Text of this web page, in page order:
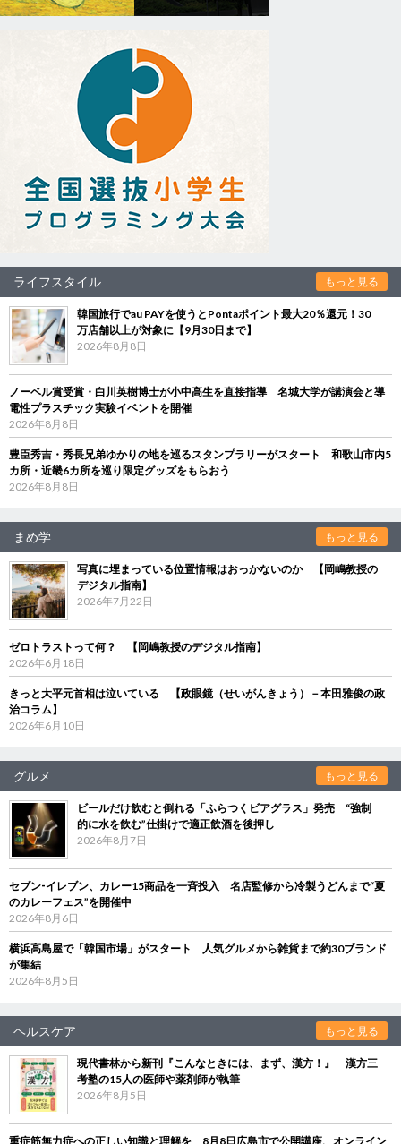
ライフスタイル もっと見る
韓国旅行でau PAYを使うとPontaポイント最大20％還元！30
万店舗以上が対象に【9月30日まで】
2026年8月8日
ノーベル賞受賞・白川英樹博士が小中高生を直接指導 名城大学が講演会と導
電性プラスチック実験イベントを開催
2026年8月8日
豊臣秀吉・秀長兄弟ゆかりの地を巡るスタンプラリーがスタート 和歌山市内5
カ所・近畿6カ所を巡り限定グッズをもらおう
2026年8月8日
まめ学 もっと見る
写真に埋まっている位置情報はおっかないのか 【岡嶋教授の
デジタル指南】
2026年7月22日
ゼロトラストって何？ 【岡嶋教授のデジタル指南】
2026年6月18日
きっと大平元首相は泣いている 【政眼鏡（せいがんきょう）－本田雅俊の政
治コラム】
2026年6月10日
グルメ もっと見る
ビールだけ飲むと倒れる「ふらつくビアグラス」発売 “強制
的に水を飲む”仕掛けで適正飲酒を後押し
2026年8月7日
セブン‐イレブン、カレー15商品を一斉投入 名店監修から冷製うどんまで“夏
のカレーフェス”を開催中
2026年8月6日
横浜高島屋で「韓国市場」がスタート 人気グルメから雑貨まで約30ブランド
が集結
2026年8月5日
ヘルスケア もっと見る
現代書林から新刊『こんなときには、まず、漢方！』 漢方三
考塾の15人の医師や薬剤師が執筆
2026年8月5日
重症筋無力症への正しい知識と理解を 8月8日広島市で公開講座、オンライン